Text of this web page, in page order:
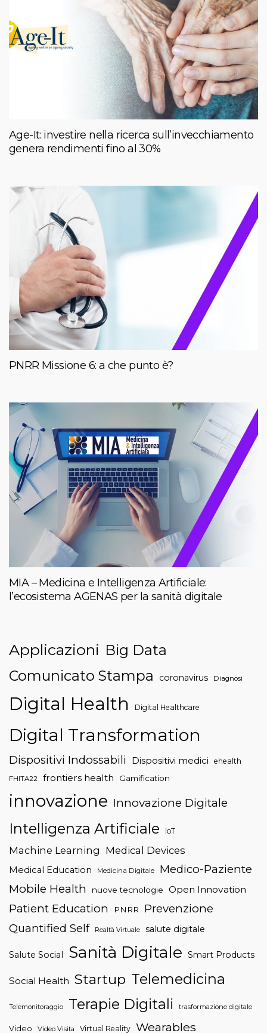
Age-It: investire nella ricerca sull’invecchiamento
genera rendimenti fino al 30%
PNRR Missione 6: a che punto è?
MIA – Medicina e Intelligenza Artificiale:
l’ecosistema AGENAS per la sanità digitale
Applicazioni Big Data
Comunicato Stampa
coronavirus Diagnosi
Digital Health Digital Healthcare
Digital Transformation
Dispositivi Indossabili Dispositivi medici ehealth
FHITA22 frontiers health Gamification
innovazione Innovazione Digitale
Intelligenza Artificiale IoT
Machine Learning Medical Devices
Medical Education Medicina Digitale
Medico-Paziente
Mobile Health
nuove tecnologie Open Innovation
Patient Education PNRR
Prevenzione
Quantified Self
Realtà Virtuale salute digitale
Salute Social Sanità Digitale Smart Products
Social Health Startup Telemedicina
Telemonitoraggio Terapie Digitali trasformazione digitale
Video Video Visita Virtual Reality Wearables